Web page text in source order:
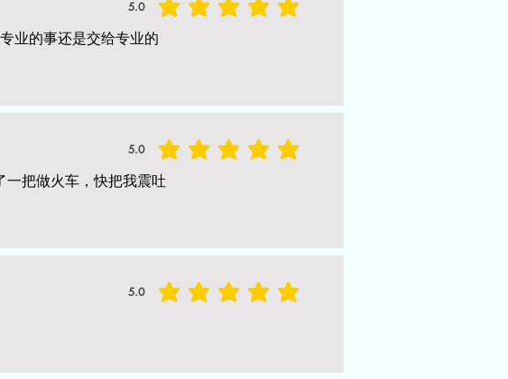
5.0
average rating is 5 out of 5
业的事还是交给专业的
5.0
average rating is 5 out of 5
把做火车，快把我震吐
5.0
average rating is 5 out of 5